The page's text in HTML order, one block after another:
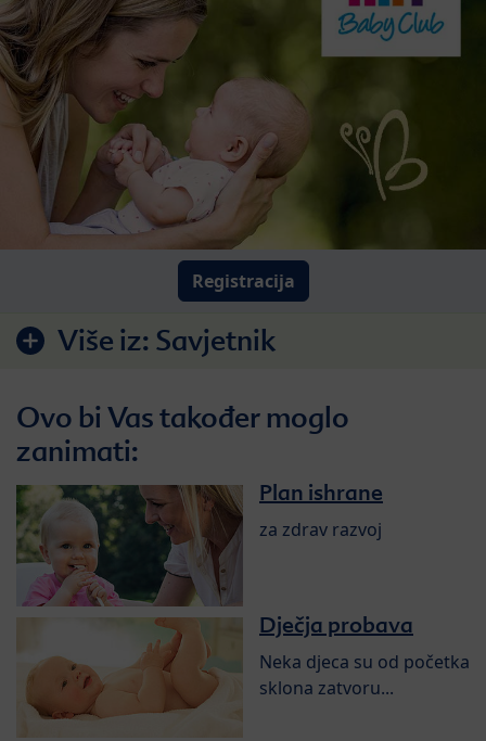
Registracija
Više iz: Savjetnik
Ovo bi Vas također moglo
zanimati:
Plan ishrane
za zdrav razvoj
Dječja probava
Neka djeca su od početka
sklona zatvoru...